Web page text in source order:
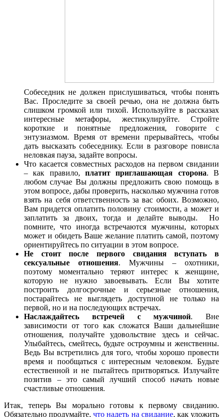
Собеседник не должен прислушиваться, чтобы понять
Вас. Проследите за своей речью, она не должна быть
слишком громкой или тихой. Используйте в рассказах
интересные метафоры, жестикулируйте. Стройте
короткие и понятные предложения, говорите с
энтузиазмом. Время от времени прерывайтесь, чтобы
дать высказать собеседнику. Если в разговоре повисла
неловкая пауза, задайте вопросы.
Что касается совместных расходов на первом свидании
– как правило, платит приглашающая сторона. В
любом случае Вы должны предложить свою помощь в
этом вопросе, дабы проверить, насколько мужчина готов
взять на себя ответственность за вас обоих. Возможно,
Вам придется оплатить половину стоимости, а может и
заплатить за двоих, тогда и делайте выводы. Но
помните, что иногда встречаются мужчины, которых
может и обидеть Ваше желание платить самой, поэтому
ориентируйтесь по ситуации в этом вопросе.
Не стоит после первого свидания вступать в
сексуальные отношения. Мужчины – охотники,
поэтому моментально теряют интерес к женщине,
которую не нужно завоевывать. Если Вы хотите
построить долгосрочные и серьезные отношения,
постарайтесь не выглядеть доступной не только на
первой, но и на последующих встречах.
Наслаждайтесь
встречей с мужчиной. Вне
зависимости от того как сложатся Ваши дальнейшие
отношения, получайте удовольствие здесь и сейчас.
Улыбайтесь, смейтесь, будьте остроумны и женственны.
Ведь Вы встретились для того, чтобы хорошо провести
время и пообщаться с интересным человеком. Будьте
естественной и не пытайтесь притворяться. Излучайте
позитив – это самый лучший способ начать новые
счастливые отношения.
Итак, теперь Вы морально готовы к первому свиданию.
Обязательно продумайте,что надеть на свидание, как уложить